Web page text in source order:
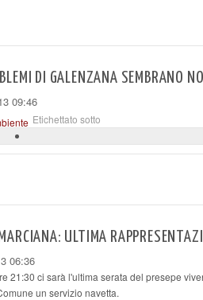
DI GALENZANA SEMBRANO
09:46
Etichettato sotto
ULTIMA
06:36
21:30 ci sarà l'ultima serata del presepe
un servizio navetta.